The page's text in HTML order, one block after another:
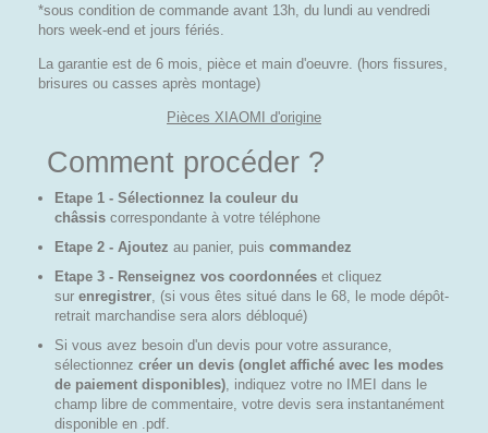
*sous condition de commande avant 13h, du lundi au vendredi
hors week-end et jours fériés.
La garantie est de 6 mois, pièce et main d'oeuvre. (hors fissures,
brisures ou casses après montage)
Pièces XIAOMI d'origine
Comment procéder ?
Etape 1 - Sélectionnez la couleur du
châssis correspondante à votre téléphone
Etape 2 - Ajoutez au panier, puis commandez
Etape 3 - Renseignez vos coordonnées et cliquez
sur enregistrer , (si vous êtes situé dans le 68, le mode dépôt-
retrait marchandise sera alors débloqué)
Si vous avez besoin d'un devis pour votre assurance,
sélectionnez créer un devis (onglet affiché avec les modes
de paiement disponibles) , indiquez votre no IMEI dans le
champ libre de commentaire, votre devis sera instantanément
disponible en .pdf.